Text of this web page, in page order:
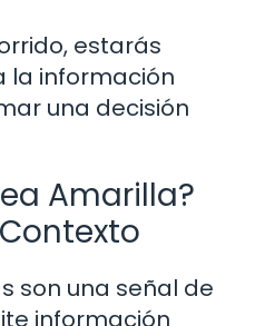
estarás
la información
una decisión
Amarilla?
son una señal de
información